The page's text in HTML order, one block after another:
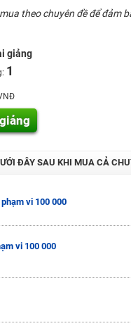
2018
lai!
giáo viên giỏi và nổi tiếng
theo chuyên đề để đảm
giảng
1
ĐÂY SAU KHI MUA CẢ
vi 100 000
vi 100 000